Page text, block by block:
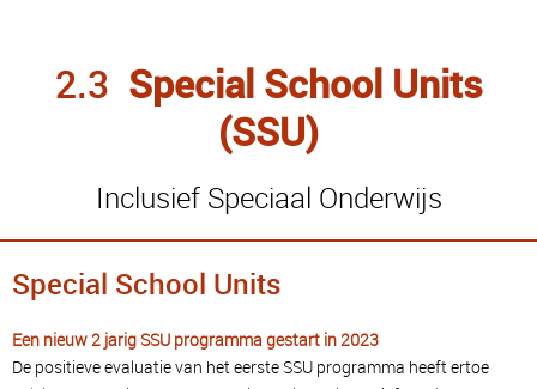
2.3 Special School Units
(SSU)
Inclusief Speciaal Onderwijs
Special School Units
Een nieuw 2 jarig SSU programma gestart in 2023
De positieve evaluatie van het eerste SSU programma heeft ertoe